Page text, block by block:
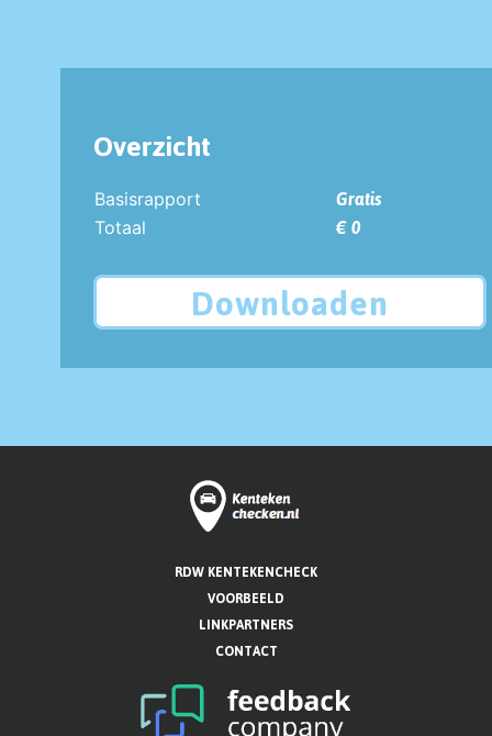
Overzicht
Basisrapport
Gratis
Totaal
€ 0
Downloaden
RDW KENTEKENCHECK
VOORBEELD
LINKPARTNERS
CONTACT